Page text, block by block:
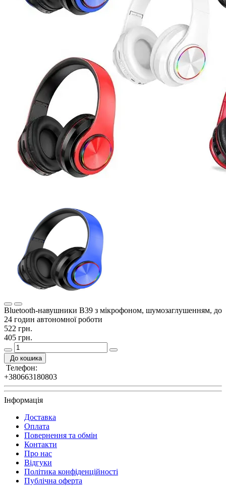
Bluetooth-навушники B39 з мікрофоном, шумозаглушенням, до
24 годин автономної роботи
522 грн.
405 грн.
До кошика
Телефон:
+380663180803
Інформація
Доставка
Оплата
Повернення та обмін
Контакти
Про нас
Відгуки
Політика конфіденційності
Публічна оферта